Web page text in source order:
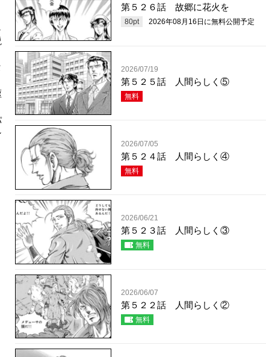
第５２６話 故郷に花火を
80pt 2026年08月16日 に無料公開予定
2026/07/19
第５２５話 人間らしく⑤
無料
2026/07/05
第５２４話 人間らしく④
無料
2026/06/21
第５２３話 人間らしく③
無料
2026/06/07
第５２２話 人間らしく②
無料